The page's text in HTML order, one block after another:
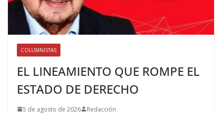
COLUMNISTAS
EL LINEAMIENTO QUE ROMPE EL
ESTADO DE DERECHO
5 de agosto de 2026 Redacción